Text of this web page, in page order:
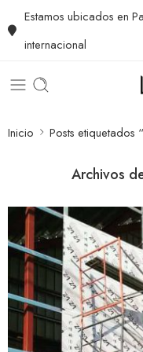
Estamos ubicados en
internacional
Inicio Posts etiquetados
Archivos